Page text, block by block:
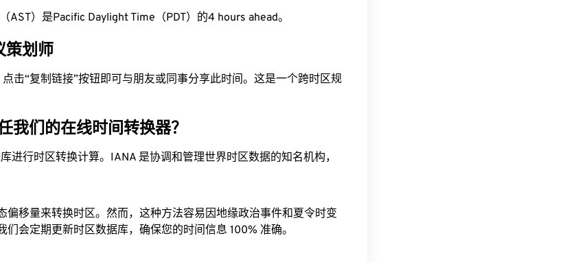
AST）是Pacific Daylight Time（PDT）的4 hours ahead。
策划师
点击“复制链接”按钮即可与朋友或同事分享此时间。这是一个跨时区规
我们的在线时间转换器？
进行时区转换计算。IANA 是协调和管理世界时区数据的知名机构，
偏移量来转换时区。然而，这种方法容易因地缘政治事件和夏令时变
们会定期更新时区数据库，确保您的时间信息 100% 准确。